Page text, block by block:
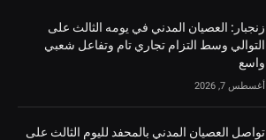
زنجبار: العصيان المدني في يومه الثالث على
التوالي وسط التزام تجاري تام وتفاعل شعبي
واسع
أغسطس 7, 2026
تواصل العصيان المدني بالمحفد لليوم الثالث على